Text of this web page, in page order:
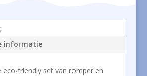
informatie
eco-friendly set van romper en